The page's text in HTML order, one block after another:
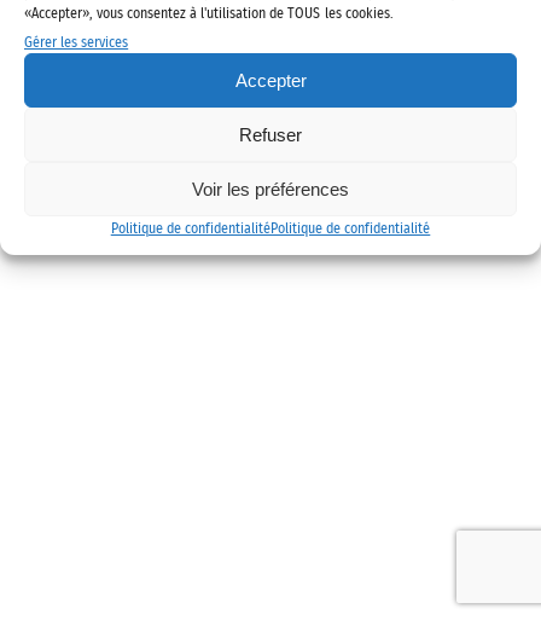
«Accepter», vous consentez à l'utilisation de TOUS les cookies.
Gérer les services
Accepter
Refuser
Voir les préférences
Politique de confidentialitéPolitique de confidentialité
Copyright © 2022 Alliance des mobilités
Mentions légales Politique de confidentialité Contact